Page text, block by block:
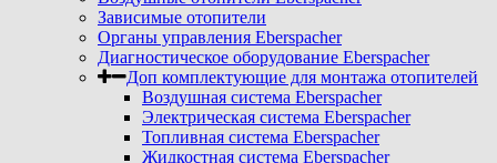
Зависимые отопители
Органы управления Eberspacher
Диагностическое оборудование Eberspacher
Доп комплектующие для монтажа отопителей
Воздушная система Eberspacher
Электрическая система Eberspacher
Топливная система Eberspacher
Жидкостная система Eberspacher